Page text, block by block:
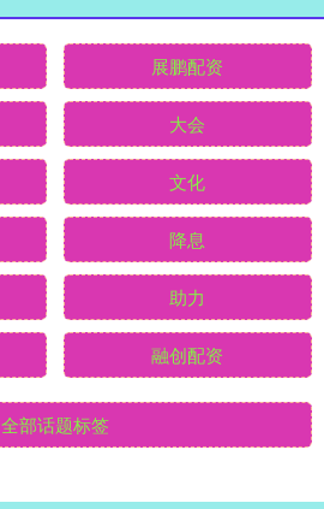
展鹏配资
大会
文化
降息
助力
融创配资
全部话题标签